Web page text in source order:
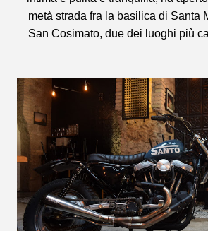
metà strada fra la basilica di Santa
San Cosimato, due dei luoghi più